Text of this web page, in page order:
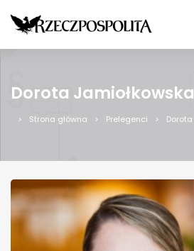
Dorota Jamiołkowska
Strona główna Prelegenci